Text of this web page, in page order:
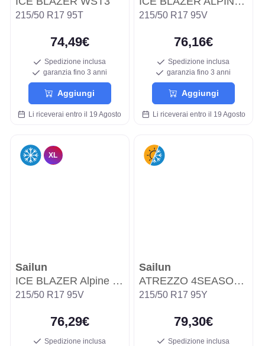
215/50 R17 95T
74,49€
Spedizione inclusa
garanzia fino 3 anni
Aggiungi
Li riceverai entro il 19 Agosto
215/50 R17 95V
76,16€
Spedizione inclusa
garanzia fino 3 anni
Aggiungi
Li riceverai entro il 19 Agosto
XL
Sailun
ICE BLAZER Alpine EVO2
215/50 R17 95V
76,29€
Spedizione inclusa
Sailun
ATREZZO 4SEASONS PRO
215/50 R17 95Y
79,30€
Spedizione inclusa